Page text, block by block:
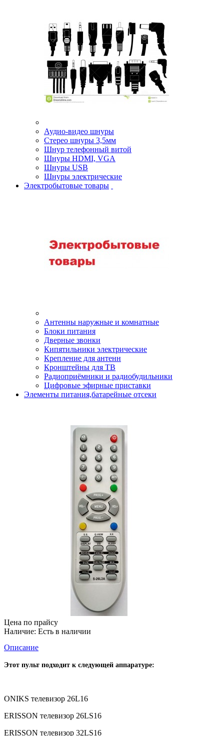
Аудио-видео шнуры
Стерео шнуры 3,5мм
Шнур телефонный витой
Шнуры HDMI, VGA
Шнуры USB
Шнуры электрические
Электробытовые товары
Антенны наружные и комнатные
Блоки питания
Дверные звонки
Кипятильники электрические
Крепление для антенн
Кронштейны для ТВ
Радиоприёмники и радиобудильники
Цифровые эфирные приставки
Элементы питания,батарейные отсеки
Цена по прайсу
Наличие: Есть в наличии
Описание
Этот пульт подходит к следующей аппаратуре:
ONIKS телевизор 26L16
ERISSON телевизор 26LS16
ERISSON телевизор 32LS16